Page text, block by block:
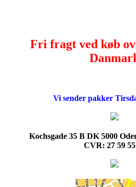
Fri fragt ved køb
Vi sender pakker
Kochsgade 35 B DK 5000
CVR: 27 59